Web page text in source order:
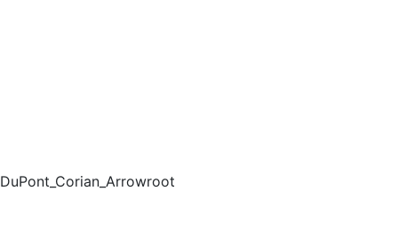
DuPont_Corian_Arrowroot